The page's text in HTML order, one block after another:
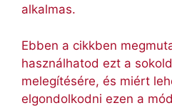
alkalmas.
Ebben a cikkben
használhatod ezt a
melegítésére, és miért
elgondolkodni ezen a